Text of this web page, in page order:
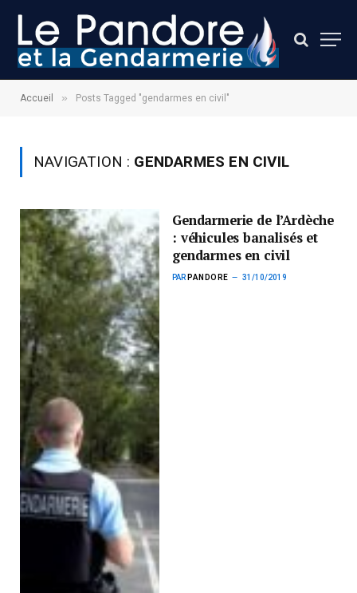
Accueil » Posts Tagged "gendarmes en civil"
NAVIGATION : GENDARMES EN CIVIL
Gendarmerie de l’Ardèche
: véhicules banalisés et
gendarmes en civil
PAR PANDORE 31/10/2019